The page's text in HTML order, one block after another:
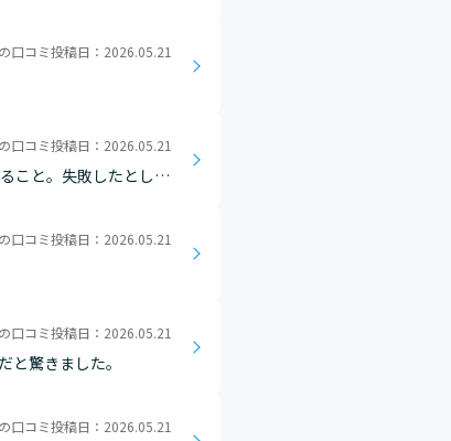
口コミ投稿日：2026.05.21
口コミ投稿日：2026.05.21
こと。失敗したとして
口コミ投稿日：2026.05.21
口コミ投稿日：2026.05.21
驚きました。
口コミ投稿日：2026.05.21